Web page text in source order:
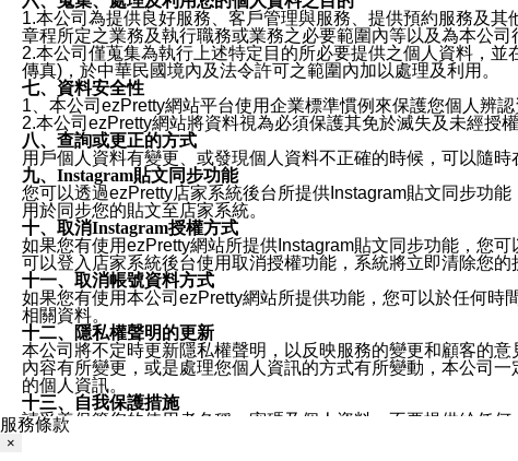
1.本公司為提供良好服務、客戶管理與服務、提供預約服務及
章程所定之業務及執行職務或業務之必要範圍內等以及為本公
2.本公司僅蒐集為執行上述特定目的所必要提供之個人資料，
傳真)，於中華民國境內及法令許可之範圍內加以處理及利用。
七、資料安全性
1、本公司ezPretty網站平台使用企業標準慣例來保護您個人辨
2.本公司ezPretty網站將資料視為必須保護其免於滅失及未經授
八、查詢或更正的方式
用戶個人資料有變更、或發現個人資料不正確的時候，可以隨
九、Instagram貼文同步功能
您可以透過ezPretty店家系統後台所提供Instagram貼文同步功
用於同步您的貼文至店家系統。
十、取消Instagram授權方式
如果您有使用ezPretty網站所提供Instagram貼文同步功能，您
可以登入店家系統後台使用取消授權功能，系統將立即清除您
十一、取消帳號資料方式
如果您有使用本公司ezPretty網站所提供功能，您可以於任何時
相關資料。
十二、隱私權聲明的更新
本公司將不定時更新隱私權聲明，以反映服務的變更和顧客的
內容有所變更，或是處理您個人資訊的方式有所變動，本公司
的個人資訊。
十三、自我保護措施
請妥善保管您的使用者名稱、密碼及個人資料，不要提供給任
窗，以防止他人讀取您的個人資料、信件或進入所機關管理區。
服務條款
×